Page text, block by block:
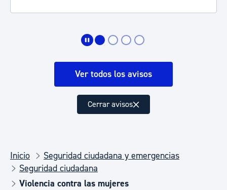
Ver todos los avisos
Cerrar avisos
Inicio
Seguridad ciudadana y emergencias
Seguridad ciudadana
Violencia contra las mujeres